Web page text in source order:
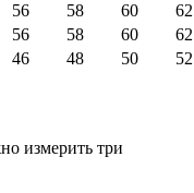
56 58 60
62
56 58 60
62
46 48 50 52
измерить три